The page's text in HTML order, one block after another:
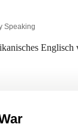
Speaking
Englisch